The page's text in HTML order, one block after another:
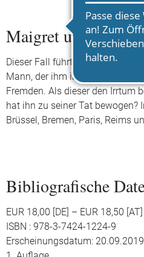
Maigret und der
Dieser Fall führt Maigret in die
Mann, der ihm in einem Café
Fremden. Als dieser den Irrtum
hat ihn zu seiner Tat
Brüssel, Bremen, Paris, Reims
Bibliografische
EUR 18,00 [DE] – EUR 18,50 [AT]
ISBN : 978-3-7424-1224-9
Erscheinungsdatum: 20.09.2019